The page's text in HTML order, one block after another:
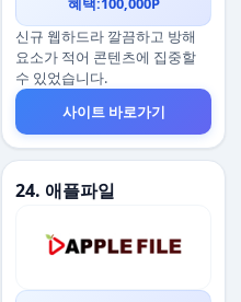
신규 웹하드라 깔끔하고 방해
요소가 적어 콘텐츠에 집중할
수 있었습니다.
사이트 바로가기
24. 애플파일